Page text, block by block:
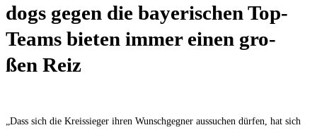
dogs gegen die baye­ri­schen Top-
Teams bie­ten immer einen gro­
ßen Reiz
„Dass sich die Kreis­sie­ger ihren Wunsch­geg­ner aus­su­chen dür­fen, hat sich